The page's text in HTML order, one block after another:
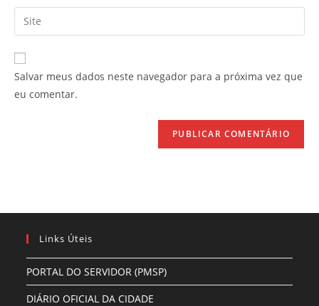
de
usuário
para
comentar
endereço
de
mail
para
comentar
Digite
o
URL
do
Salvar meus dados neste navegador para a próxima vez que
eu comentar.
Links Úteis
PORTAL DO SERVIDOR (PMSP)
DIÁRIO OFICIAL DA CIDADE